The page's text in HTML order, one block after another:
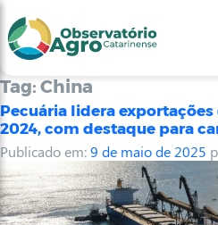
2
3
4
Tag: China
Pecuária lidera
2024, com destaque para
Publicado em:9 de maio de 2025